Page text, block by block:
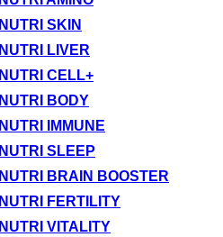
NUTRI SKIN
NUTRI LIVER
NUTRI CELL+
NUTRI BODY
NUTRI IMMUNE
NUTRI SLEEP
NUTRI BRAIN BOOSTER
NUTRI FERTILITY
NUTRI VITALITY